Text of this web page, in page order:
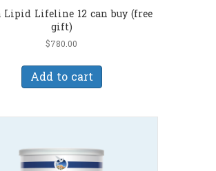
Lifeline 12 can buy (free
gift)
$780.00
Add to cart